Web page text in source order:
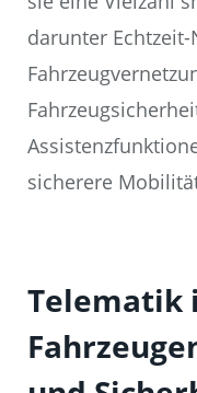
darunter
sicherere
Telematik